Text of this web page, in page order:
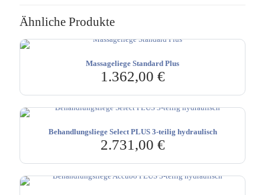
Ähnliche Produkte
Massageliege Standard Plus
1.362,00 €
Behandlungsliege Select PLUS 3-teilig hydraulisch
2.731,00 €